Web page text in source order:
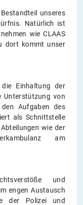
unseres
Natürlich ist
wie CLAAS
dort kommt unser
die Einhaltung der
Unterstützung von
den Aufgaben des
als Schnittstelle
wie der
am
und
engen Austausch
der Polizei und